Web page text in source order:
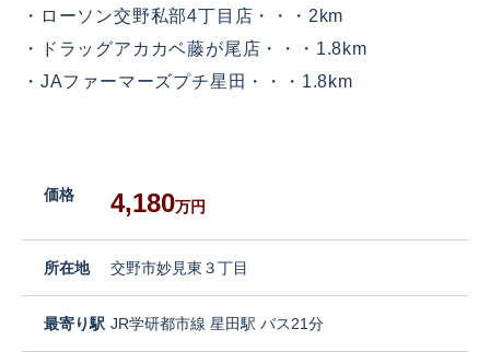
・ローソン交野私部4丁目店・・・2km
・ドラッグアカカベ藤が尾店・・・1.8km
・JAファーマーズプチ星田・・・1.8km
価格 4,180万円
所在地 交野市妙見東３丁目
最寄り駅 JR学研都市線 星田駅 バス21分